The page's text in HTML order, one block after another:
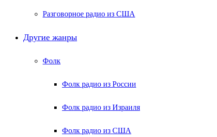
Разговорное радио из США
Другие жанры
Фолк
Фолк радио из России
Фолк радио из Израиля
Фолк радио из США